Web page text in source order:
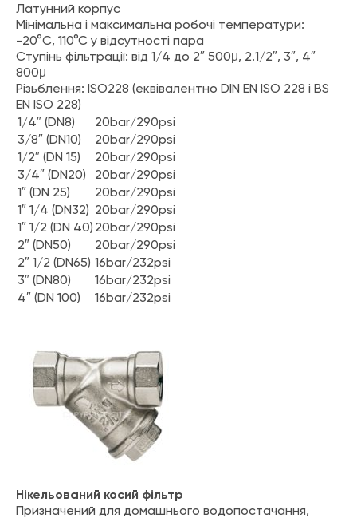
Латунний корпус
Мінімальна і максимальна робочі температури:
-20°C, 110°C у відсутності пара
Ступінь фільтрації: від 1/4 до 2″ 500μ, 2.1/2″, 3″, 4″
800μ
Різьблення: ISO228 (еквівалентно DIN EN ISO 228 і BS
EN ISO 228)
1/4″ (DN8)
20bar/290psi
3/8″ (DN10)
20bar/290psi
1/2″ (DN 15)
20bar/290psi
3/4″ (DN20)
20bar/290psi
1″ (DN 25)
20bar/290psi
1″ 1/4 (DN32) 20bar/290psi
1″ 1/2 (DN 40) 20bar/290psi
2″ (DN50)
20bar/290psi
2″ 1/2 (DN65) 16bar/232psi
3″ (DN80)
16bar/232psi
4″ (DN 100)
16bar/232psi
Нікельований косий фільтр
Призначений для домашнього водопостачання,